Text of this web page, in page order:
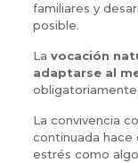
familiares y
posible.
La vocación
adaptarse al
La convivencia
continuada hace
estrés como